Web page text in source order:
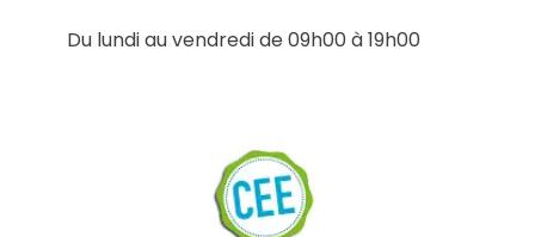
Du lundi au vendredi de 09h00 à 19h00